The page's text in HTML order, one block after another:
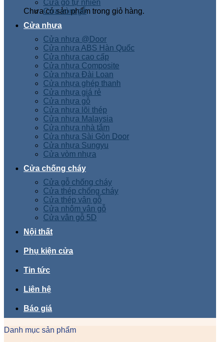
Chưa có sản phẩm trong giỏ hàng.
Cửa gỗ tự nhiên
Cửa vòm gỗ
Cửa nhựa
Cửa nhựa @Door
Cửa nhựa ABS Hàn Quốc
Cửa nhựa cao cấp
Cửa nhựa Composite
Cửa nhựa Đài Loan
Cửa nhựa ghép thanh
Cửa nhựa giá rẻ
Cửa nhựa gỗ
Cửa nhựa lõi thép
Cửa nhựa Malaysia
Cửa nhựa nhà tắm
Cửa nhựa Sài Gòn Door
Cửa nhựa Sungyu
Cửa vòm nhựa
Cửa chống cháy
Cửa gỗ chống cháy
Cửa thép chống cháy
Cửa thép vân gỗ
Cửa nhôm vân gỗ
Cửa vân gỗ 5D
Nội thất
Phụ kiện cửa
Tin tức
Liên hệ
Báo giá
Danh mục sản phẩm